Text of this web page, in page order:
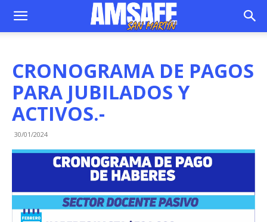
CRONOGRAMA DE PAGOS
PARA JUBILADOS Y
ACTIVOS.-
30/01/2024